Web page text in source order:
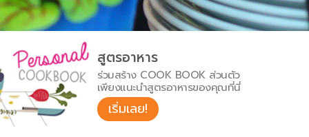
สูตรอาหาร
ร่วมสร้าง COOK BOOK ส่วนตัว
เพียงแนะนำสูตรอาหารของคุณที่นี่
เริ่มเลย!